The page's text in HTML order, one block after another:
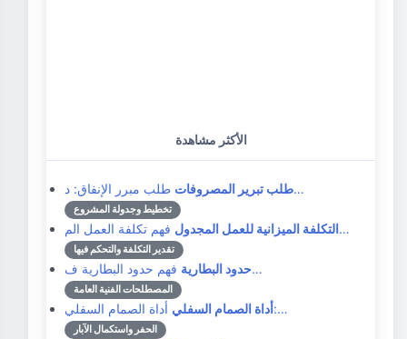
الأكثر مشاهدة
طلب تبرير المصروفاتطلب مبرر الإنفاق: د…
تخطيط وجدولة المشروع
التكلفة الميزانية للعمل المجدولفهم تكلفة العمل الم…
تقدير التكلفة والتحكم فيها
حدود البطاريةفهم حدود البطارية ف…
المصطلحات الفنية العامة
أداة الصمام السفليأداة الصمام السفلي:…
الحفر واستكمال الآبار